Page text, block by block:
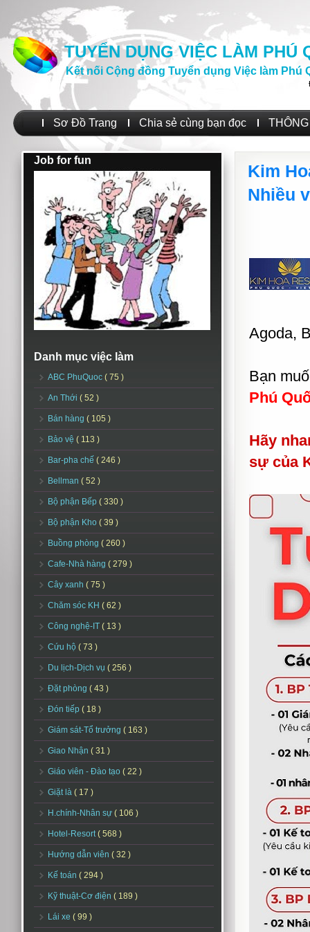
TUYỂN DỤNG VIỆC LÀM PHÚ
Kết nối Cộng đồng Tuyển dụng Việc làm Phú
Sơ Đồ Trang Chia sẻ cùng bạn đọc
Job for fun
Danh mục việc làm
ABC PhuQuoc ( 75 )
An Thới ( 52 )
Bán hàng ( 105 )
Bảo vệ ( 113 )
Bar-pha chế ( 246 )
Bellman ( 52 )
Bộ phận Bếp ( 330 )
Bộ phận Kho ( 39 )
Buồng phòng ( 260 )
Cafe-Nhà hàng ( 279 )
Cây xanh ( 75 )
Chăm sóc KH ( 62 )
Công nghệ-IT ( 13 )
Cứu hộ ( 73 )
Du lịch-Dịch vụ ( 256 )
Đặt phòng ( 43 )
Đón tiếp ( 18 )
Giám sát-Tổ trưởng ( 163 )
Giao Nhận ( 31 )
Giáo viên - Đào tạo ( 22 )
Giặt là ( 17 )
H.chính-Nhân sự ( 106 )
Hotel-Resort( 568 )
Hướng dẫn viên ( 32 )
Kế toán ( 294 )
Kỹ thuật-Cơ điện ( 189 )
Lái xe ( 99 )
Kim
Nhiều
Agoda,
Bạn
Phú
Hãy
sự của